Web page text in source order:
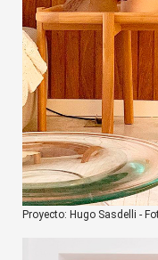
Proyecto: Hugo Sasdelli -